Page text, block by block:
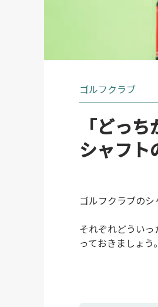
ゴルフクラブ
「どっ
シャフト
ゴルフクラブの
それぞれどうい
っておきましょう。